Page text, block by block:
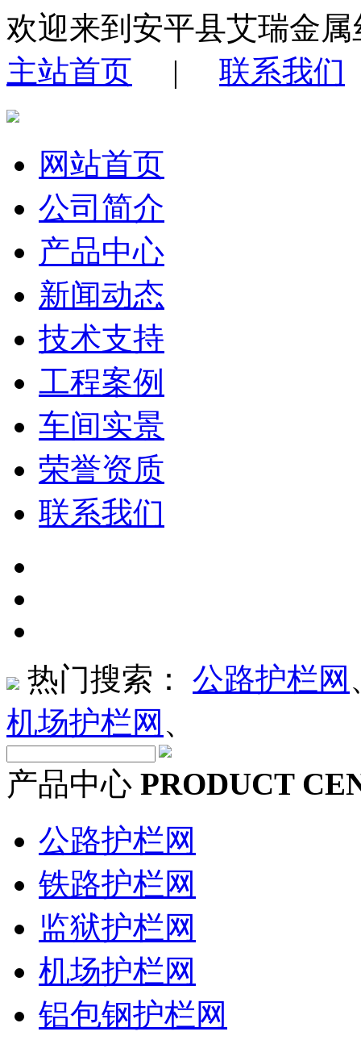
欢迎来到安平县艾瑞金
主站首页 | 联系我们
网站首页
公司简介
产品中心
新闻动态
技术支持
工程案例
车间实景
荣誉资质
联系我们
热门搜索： 公路护栏网
机场护栏网 、
产品中心 PRODUCT
公路护栏网
铁路护栏网
监狱护栏网
机场护栏网
铝包钢护栏网